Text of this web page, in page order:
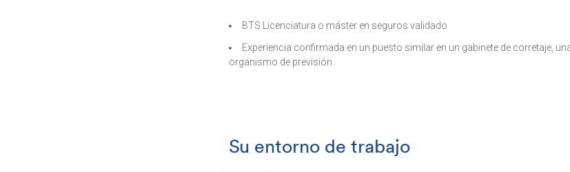
BTS Licenciatura o máster en seguros validado
Experiencia confirmada en un puesto similar en un gabinete de corretaje,
organismo de previsión
Su entorno de trabajo